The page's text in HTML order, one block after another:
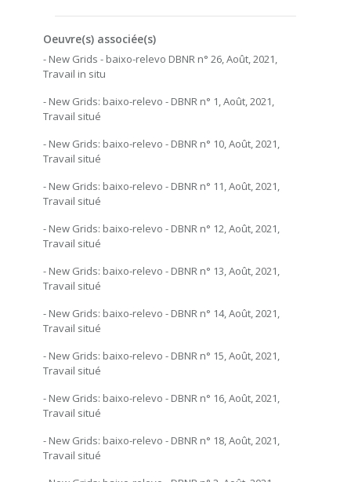
Oeuvre(s) associée(s)
- New Grids - baixo-relevo DBNR n° 26, Août, 2021,
Travail in situ
- New Grids: baixo-relevo - DBNR n° 1, Août, 2021,
Travail situé
- New Grids: baixo-relevo - DBNR n° 10, Août, 2021,
Travail situé
- New Grids: baixo-relevo - DBNR n° 11, Août, 2021,
Travail situé
- New Grids: baixo-relevo - DBNR n° 12, Août, 2021,
Travail situé
- New Grids: baixo-relevo - DBNR n° 13, Août, 2021,
Travail situé
- New Grids: baixo-relevo - DBNR n° 14, Août, 2021,
Travail situé
- New Grids: baixo-relevo - DBNR n° 15, Août, 2021,
Travail situé
- New Grids: baixo-relevo - DBNR n° 16, Août, 2021,
Travail situé
- New Grids: baixo-relevo - DBNR n° 18, Août, 2021,
Travail situé